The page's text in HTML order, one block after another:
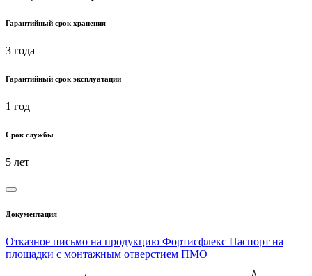
Гарантийный срок хранения
3 года
Гарантийный срок эксплуатации
1 год
Срок службы
5 лет
Документация
Отказное письмо на продукцию Фортисфлекс Паспорт на
площадки с монтажным отверстием ПМО